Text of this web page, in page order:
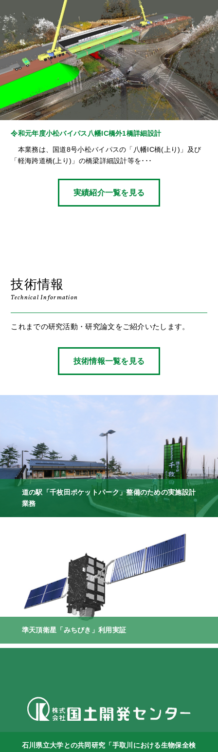
令和元年度小松バイパス八幡IC橋外1橋詳細設計
本業務は、国道8号小松バイパスの「八幡IC橋(上り)」及び
「軽海跨道橋(上り)」の橋梁詳細設計等を･･･
実績紹介一覧を見る
技術情報
Technical Information
これまでの研究活動・研究論文をご紹介いたします。
技術情報一覧を見る
道の駅「千枚田ポケットパーク」整備のための実施設計
業務
準天頂衛星「みちびき」利用実証
石川県立大学との共同研究「手取川における生物保全検